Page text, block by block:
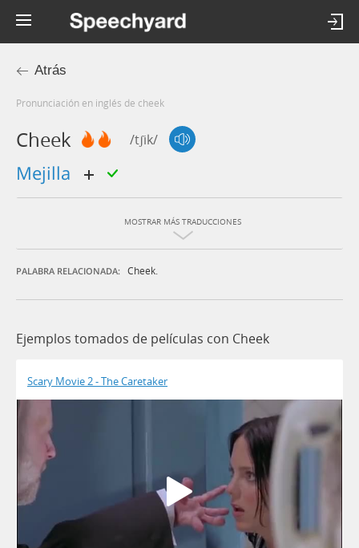
Atrás
Pronunciación en inglés de cheek
Cheek /tʃik/
mejilla
MOSTRAR MÁS TRADUCCIONES
PALABRA RELACIONADA: Cheek.
Ejemplos tomados de películas con Cheek
Scary Movie 2 - The Caretaker